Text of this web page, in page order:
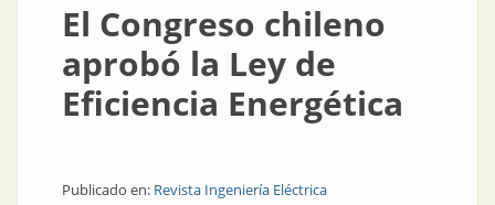
El Congreso chileno
aprobó la Ley de
Eficiencia Energética
Publicado en: Revista Ingeniería Eléctrica